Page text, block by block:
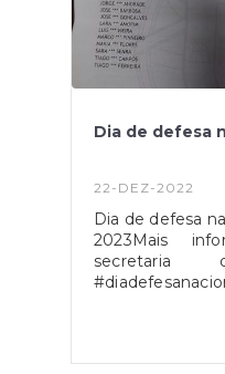
Dia de defesa
22-DEZ-2022
Dia de defesa
2023Mais
secretaria